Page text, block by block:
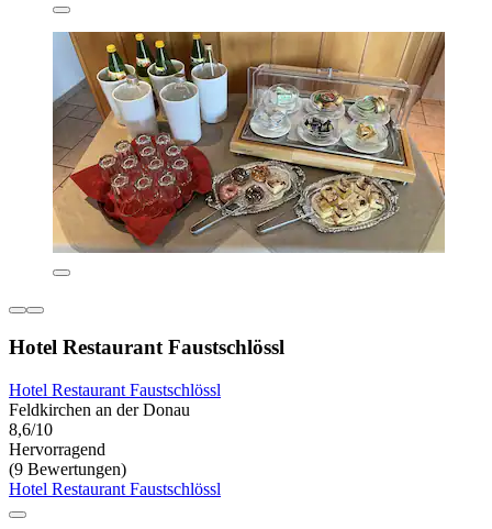
Hotel Restaurant Faustschlössl
Hotel Restaurant Faustschlössl
Feldkirchen an der Donau
8,6/10
Hervorragend
(9 Bewertungen)
Hotel Restaurant Faustschlössl